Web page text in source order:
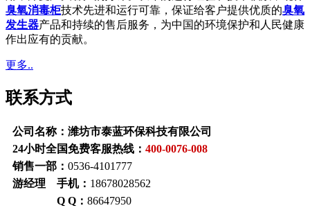
臭氧消毒柜技术先进和运行可靠，保证给客户提供优质的臭氧
发生器产品和持续的售后服务，为中国的环境保护和人民健康
作出应有的贡献。
更多..
联系方式
公司名称：潍坊市泰蓝环保科技有限公司
24小时全国免费客服热线： 400-0076-008
销售一部： 0536-4101777
游经理 手机： 18678028562
Q Q： 86647950